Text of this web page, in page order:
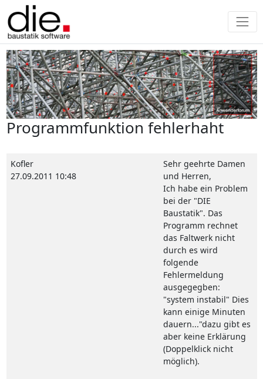
Programmfunktion fehlerhaht
Kofler
27.09.2011 10:48
Sehr geehrte Damen
und Herren,
Ich habe ein Problem
bei der "DIE
Baustatik". Das
Programm rechnet
das Faltwerk nicht
durch es wird
folgende
Fehlermeldung
ausgegegben:
"system instabil" Dies
kann einige Minuten
dauern..."dazu gibt es
aber keine Erklärung
(Doppelklick nicht
möglich).